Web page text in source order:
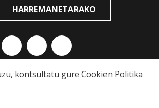
HARREMANETARAKO
kontsultatu gure Cookien Politika